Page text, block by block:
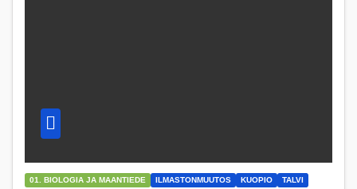
01. BIOLOGIA JA MAANTIEDE ILMASTONMUUTOS KUOPIO TALVI